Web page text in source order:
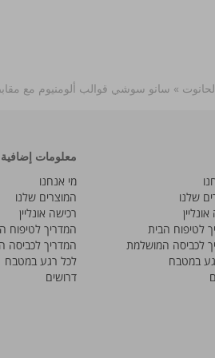
» سانو سوشي قوالب ألومنيوم مع
שלנו
לטיפוח הבית
לכביסה המושלמת
במטבח
معلومات إضافية
מי אנחנו
המוצרים שלנו
רכישה אונליין
המדריך לטיפוח
המדריך לכביסה
לכל רגע במטבח
דרושים